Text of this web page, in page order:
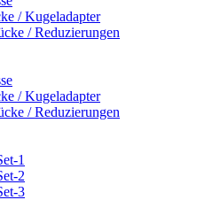
/ Kugeladapter
/ Reduzierungen
/ Kugeladapter
/ Reduzierungen
1
2
3